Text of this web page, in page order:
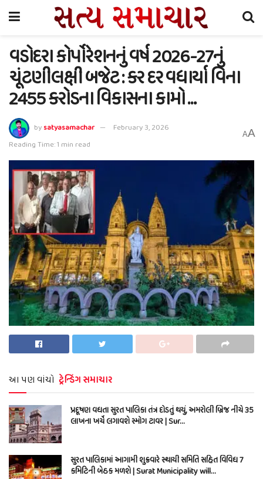
વડોદરા કોર્પોરેશનનું વર્ષ 2026-27નું
ચૂંટણીલક્ષી બજેટ : કર દર વધાર્યા વિના
2455 કરોડના વિકાસના કામો …
bysatyasamachar
February 3, 2026
Reading Time: 1 min read
AA
આ પણ વાંચો ટ્રેન્ડિંગ સમાચાર
પ્રદૂષણ વધતા સુરત પાલિકા તંત્ર દોડતું થયું, અમરોલી બ્રિજ નીચે 35
લાખના ખર્ચે લગાવશે સ્મોગ ટાવર | Sur…
સુરત પાલિકામાં આગામી શુક્રવારે સ્થાયી સમિતિ સહિત વિવિધ 7
કમિટિની બેઠક મળશે | Surat Municipality will…